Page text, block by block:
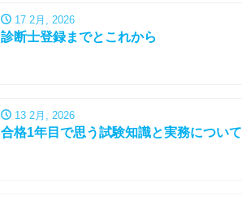
17 2月, 2026
診断士登録までとこれから
13 2月, 2026
合格1年目で思う試験知識と実務について